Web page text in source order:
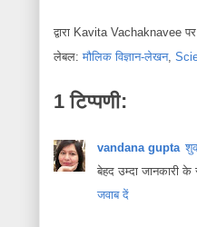
द्वारा Kavita Vachaknavee
लेबल:मौलिक विज्ञान-लेखन,
1 टिप्पणी:
vandana gupta
बेहद उम्दा जानकारी
जवाब दें